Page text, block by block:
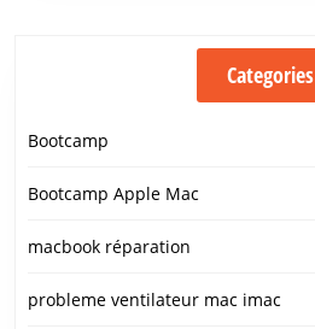
Categories
Bootcamp
Bootcamp Apple Mac
macbook réparation
probleme ventilateur mac imac